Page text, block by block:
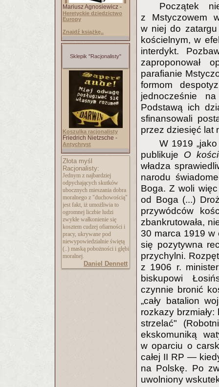
Mariusz Agnosiewicz -
Heretyckie dziedzictwo
Europy
Znajdź książkę..
Sklepik "Racjonalisty"
Koszulka racjonalisty
Friedrich Nietzsche -
Antychryst
Złota myśl
Racjonalisty:
Jednym z najbardziej
odpychających skutków
ubocznych mieszania dobra
moralnego z "duchowością"
jest fakt, iż umożliwia to
ogromnej liczbie ludzi
zwykłe wałkonienie się
kosztem cudzej ofiarności i
pracy, ukrywane pod
niewypowiedzialnie świętą
(..) maską pobożności i głębi
moralnej.
Daniel Dennett
Początek
z Mstyczowem
w niej do
kościelnym, w
interdykt.
zaproponował
parafianie
formom
jednocześnie
Podstawą ich
sfinansowali
przez dziesięć lat
W 1919
publikuje O
władza
narodu
Boga. Z woli więc
od Boga (...)
przywódców
zbankrutowała,
30 marca 1919 w
się pozytywna
przychylni.
z 1906 r.
biskupowi
czynnie bronić
„cały batalion
rozkazy
strzelać"
ekskomuniką
w oparciu o
całej II RP —
na Polskę. Po
uwolniony